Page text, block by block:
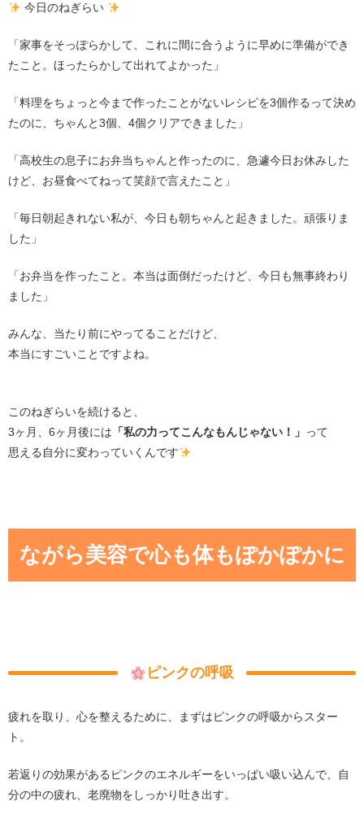
今日のねぎらい
「家事をそっぽらかして、これに間に合うように早めに準備ができ
たこと。ほったらかして出れてよかった」
「料理をちょっと今まで作ったことがないレシピを3個作るって決め
たのに、ちゃんと3個、4個クリアできました」
「高校生の息子にお弁当ちゃんと作ったのに、急遽今日お休みした
けど、お昼食べてねって笑顔で言えたこと」
「毎日朝起きれない私が、今日も朝ちゃんと起きました。頑張りま
した」
「お弁当を作ったこと。本当は面倒だったけど、今日も無事終わり
ました」
みんな、当たり前にやってることだけど、
本当にすごいことですよね。
このねぎらいを続けると、
3ヶ月、6ヶ月後には 「私の力ってこんなもんじゃない！」 って
思える自分に変わっていくんです
ながら美容で心も体もぽかぽかに
ピンクの呼吸
疲れを取り、心を整えるために、まずはピンクの呼吸からスター
ト。
若返りの効果があるピンクのエネルギーをいっぱい吸い込んで、自
分の中の疲れ、老廃物をしっかり吐き出す。